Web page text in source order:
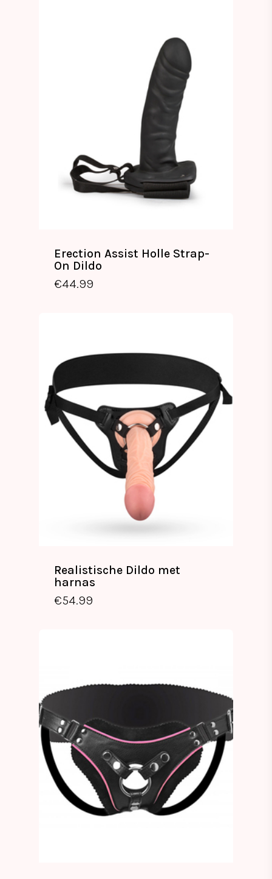
Erection Assist Holle Strap-
On Dildo
€44.99
Realistische Dildo met
harnas
€54.99